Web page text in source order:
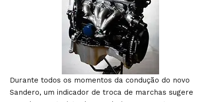
Durante todos os momentos da condução do novo
Sandero, um indicador de troca de marchas sugere